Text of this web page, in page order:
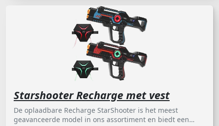
StarShooter établit de nouvelles normes pour le
divertissement interactif
Starshooter Recharge met vest
De oplaadbare Recharge StarShooter is het meest
geavanceerde model in ons assortiment en biedt een